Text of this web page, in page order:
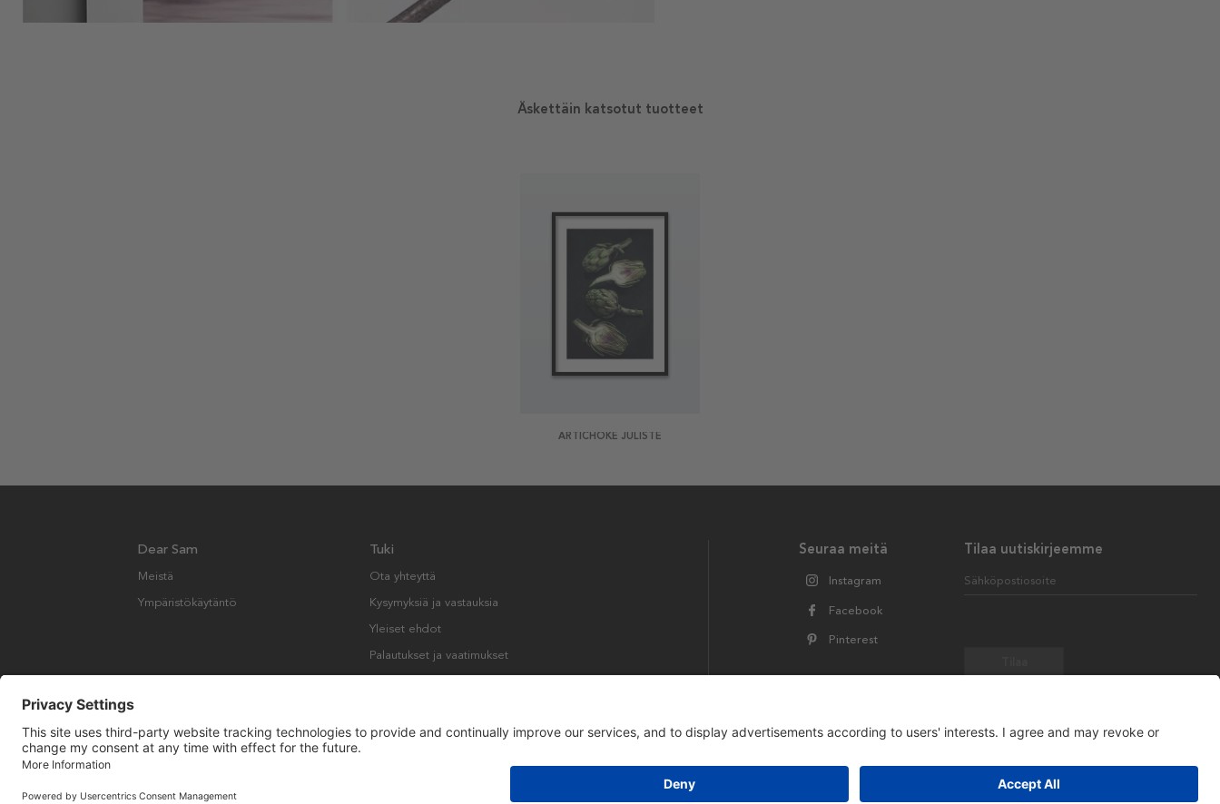
Äskettäin katsotut tuotteet
ARTICHOKE JULISTE
Tilaa uutiskirjeemme
Sähköpostiosoite
Seuraa meitä
Instagram
Facebook
Pinterest
Dear Sam
Meistä
Ympäristökäytäntö
Tuki
Ota yhteyttä
Kysymyksiä ja vastauksia
Yleiset ehdot
Palautukset ja vaatimukset